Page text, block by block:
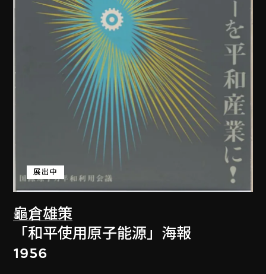
龜倉雄策
展出中
「和平使用原子能源」海報
1956